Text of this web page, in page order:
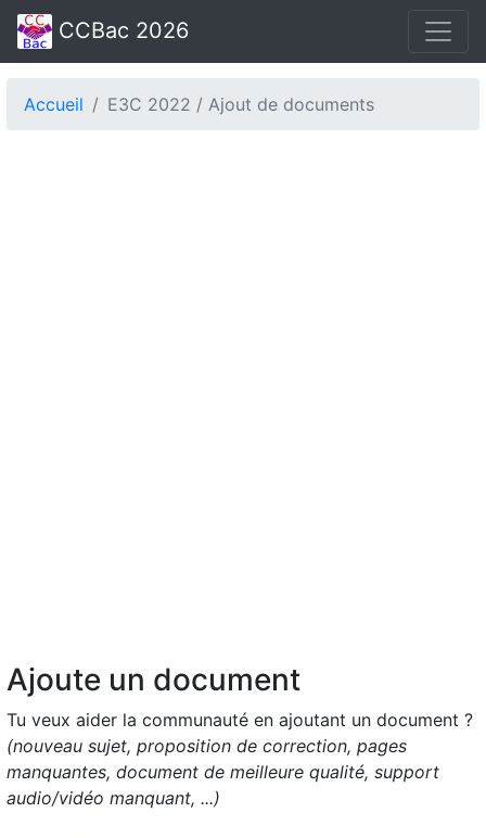
CCBac 2026
Accueil E3C 2022 / Ajout de documents
Ajoute un document
Tu veux aider la communauté en ajoutant un document ?
(nouveau sujet, proposition de correction, pages
manquantes, document de meilleure qualité, support
audio/vidéo manquant, ...)